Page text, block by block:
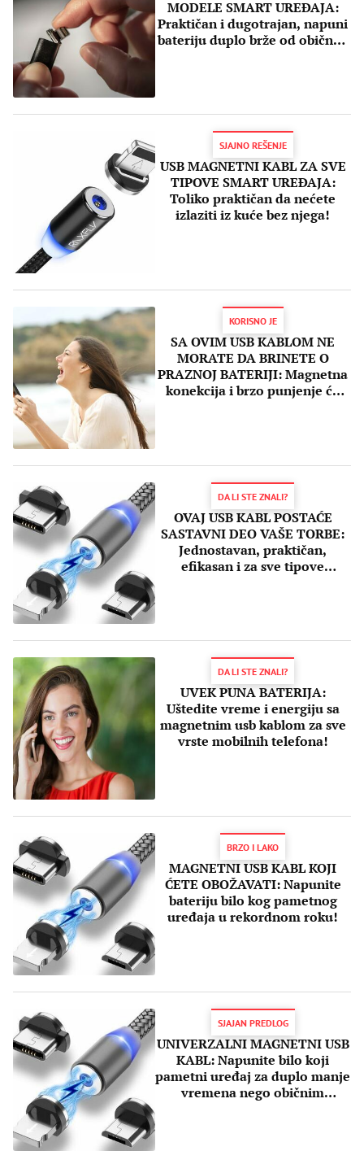
MODELE SMART UREĐAJA:
Praktičan i dugotrajan, napuni
bateriju duplo brže od običnog
SJAJNO REŠENJE
USB MAGNETNI KABL ZA SVE
TIPOVE SMART UREĐAJA:
Toliko praktičan da nećete
izlaziti iz kuće bez njega!
KORISNO JE
SA OVIM USB KABLOM NE
MORATE DA BRINETE O
PRAZNOJ BATERIJI: Magnetna
konekcija i brzo punjenje će
DA LI STE ZNALI?
OVAJ USB KABL POSTAĆE
SASTAVNI DEO VAŠE TORBE:
Jednostavan, praktičan,
efikasan i za sve tipove
DA LI STE ZNALI?
UVEK PUNA BATERIJA:
Uštedite vreme i energiju sa
magnetnim usb kablom za sve
vrste mobilnih telefona!
BRZO I LAKO
MAGNETNI USB KABL KOJI
ĆETE OBOŽAVATI: Napunite
bateriju bilo kog pametnog
uređaja u rekordnom roku!
SJAJAN PREDLOG
UNIVERZALNI MAGNETNI USB
KABL: Napunite bilo koji
pametni uređaj za duplo manje
vremena nego običnim